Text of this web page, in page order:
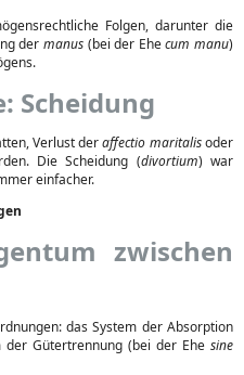
Folgen, darunter die
der manus (bei der Ehecum manu)
Scheidung
Verlust deraffectio maritalisoder
Die Scheidung (divortium) war
einfacher.
zwischen
das System der Absorption
der Gütertrennung (bei der Ehe sine